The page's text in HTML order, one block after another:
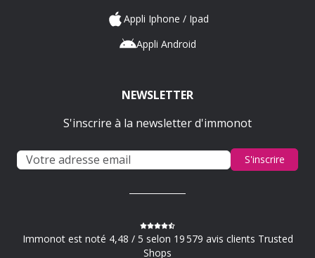
Appli Iphone / Ipad
Appli Android
NEWSLETTER
S'inscrire à la newsletter d'immonot
S'inscrire
Immonot est noté 4,48 / 5 selon 19 579 avis clients Trusted
Shops